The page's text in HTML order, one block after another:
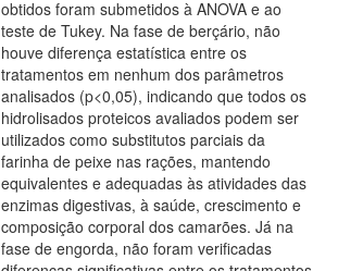
obtidos foram submetidos à ANOVA e ao
teste de Tukey. Na fase de berçário, não
houve diferença estatística entre os
tratamentos em nenhum dos parâmetros
analisados (p<0,05), indicando que todos os
hidrolisados proteicos avaliados podem ser
utilizados como substitutos parciais da
farinha de peixe nas rações, mantendo
equivalentes e adequadas às atividades das
enzimas digestivas, à saúde, crescimento e
composição corporal dos camarões. Já na
fase de engorda, não foram verificadas